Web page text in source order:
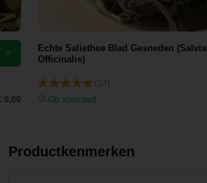
0,00
Echte Saliethee Blad Gesneden (Salvia
Officinalis)
Op voorraad
Productkenmerken